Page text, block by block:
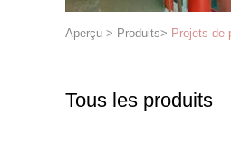
Aperçu > Produits> Projets de
Tous les produits